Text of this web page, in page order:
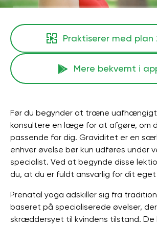
Praktiserer med plan
Mere bekvemt i
Før du begynder at træne
konsultere en læge for at afgøre, om
passende for dig. Graviditet er en
enhver øvelse bør kun udføres under
specialist. Ved at begynde disse
du, at du er fuldt ansvarlig for dit
Prenatal yoga adskiller sig fra
baseret på specialiserede øvelser,
skræddersyet til kvindens tilstand.